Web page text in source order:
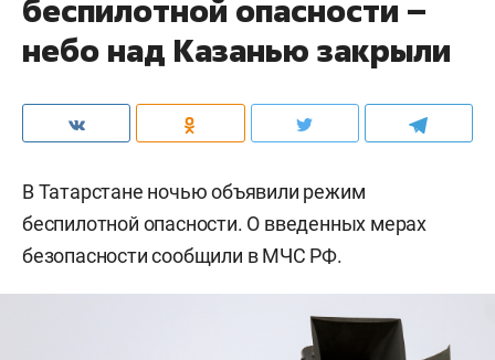
беспилотной опасности –
небо над Казанью закрыли
В Татарстане ночью объявили режим
беспилотной опасности. О введенных мерах
безопасности сообщили в МЧС РФ.